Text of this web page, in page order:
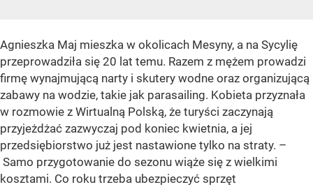
Agnieszka Maj mieszka w okolicach Mesyny, a na Sycylię
przeprowadziła się 20 lat temu. Razem z mężem prowadzi
firmę wynajmującą narty i skutery wodne oraz organizującą
zabawy na wodzie, takie jak parasailing. Kobieta przyznała
w rozmowie z Wirtualną Polską, że turyści zaczynają
przyjeżdżać zazwyczaj pod koniec kwietnia, a jej
przedsiębiorstwo już jest nastawione tylko na straty. –
Samo przygotowanie do sezonu wiąże się z wielkimi
kosztami. Co roku trzeba ubezpieczyć sprzęt